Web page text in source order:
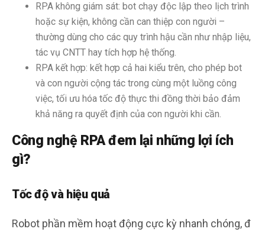
RPA không giám sát: bot chạy độc lập theo lịch trình
hoặc sự kiện, không cần can thiệp con người –
thường dùng cho các quy trình hậu cần như nhập liệu,
tác vụ CNTT hay tích hợp hệ thống.
RPA kết hợp: kết hợp cả hai kiểu trên, cho phép bot
và con người cộng tác trong cùng một luồng công
việc, tối ưu hóa tốc độ thực thi đồng thời bảo đảm
khả năng ra quyết định của con người khi cần.
Công nghệ RPA đem lại những lợi ích
gì?
Tốc độ và hiệu quả
Robot phần mềm hoạt động cực kỳ nhanh chóng, đ